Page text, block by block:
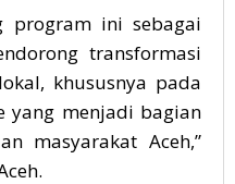
program ini sebagai
transformasi
khususnya pada
yang menjadi bagian
masyarakat Aceh,”